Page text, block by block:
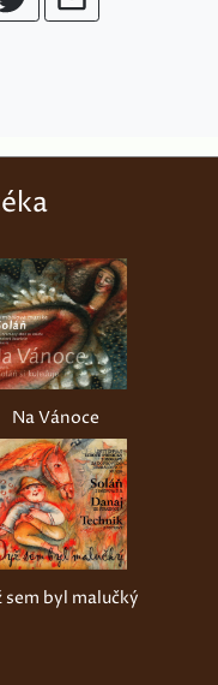
Na Vánoce
sem byl malučký